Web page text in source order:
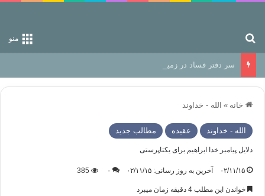
منو
سر دفتر فساد در زمین‌، دوری وکناره‌گیری از راه خداست‌!
خانه » الله - خداوند
الله - خداوند عقیده مطالب جدید
دلایل پیامبر خدا ابراهیم برای یکتاپرستی
۰۲/۱۱/۱۵ آخرین به روز رسانی: ۰۲/۱۱/۱۵ ۰ 385
خواندن این مطلب 4 دقیقه زمان میبرد